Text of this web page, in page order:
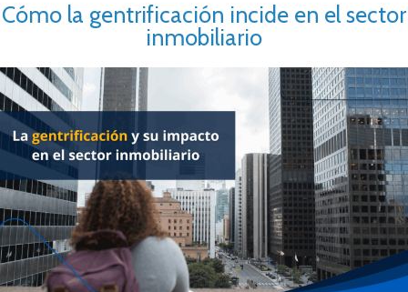
Cómo la gentrificación incide en el sector
inmobiliario